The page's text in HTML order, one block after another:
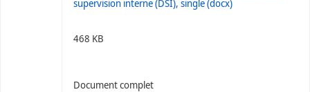
468 KB
Document complet